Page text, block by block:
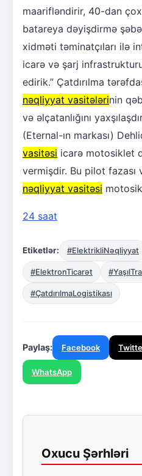
maarifləndirir, 40-dan
batareya dəyişdirmə
xidməti təminatçıları ilə
icarə və şarj
edirik.” Çatdırılma
nəqliyyat vasitələrinin
və əlçatanlığını
(Eternal-ın markası)
vasitəsi icarə motosiklet
vermişdir. Bu pilot fazası
nəqliyyat vasitəsi
24 saat
Etiketlər: #ElektrikliNəqliyyat
#ElektronTicarət
#ÇatdırılmaLogistikası
Paylaş: Facebook
WhatsApp
Oxucu Şərhləri